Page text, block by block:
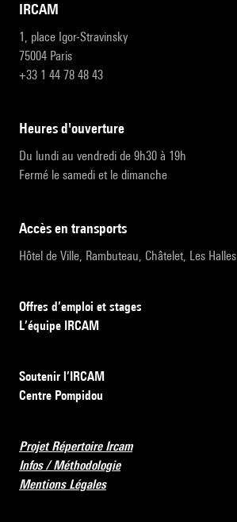
IRCAM
1, place Igor-Stravinsky
75004 Paris
+33 1 44 78 48 43
heures d'ouverture
Du lundi au vendredi de 9h30 à 19h
Fermé le samedi et le dimanche
accès en transports
Hôtel de Ville, Rambuteau, Châtelet, Les Halles
Offres d’emploi et stages
L’équipe IRCAM
Soutenir l’IRCAM
Centre Pompidou
Projet Répertoire Ircam
Infos / Méthodologie
Mentions Légales